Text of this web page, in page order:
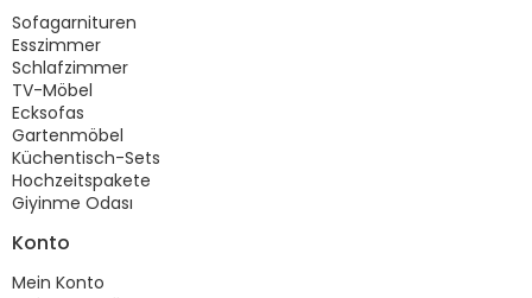
Sofagarnituren
Esszimmer
Schlafzimmer
TV-Möbel
Ecksofas
Gartenmöbel
Küchentisch-Sets
Hochzeitspakete
Giyinme Odası
Konto
Mein Konto